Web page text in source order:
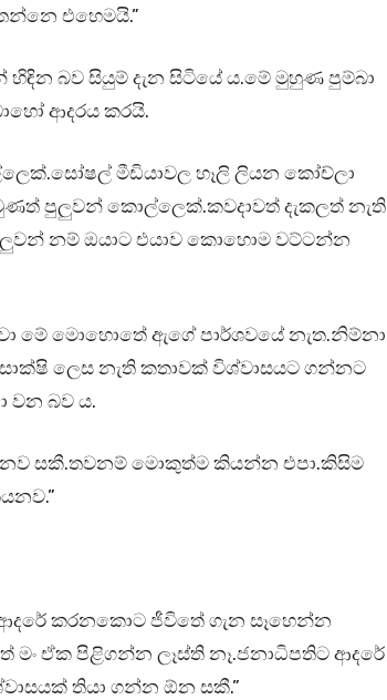
එහෙමයි.”
බව සියුම් දැන සිටියේ ය.මේ මුහුණ පුම්බා
ආදරය කරයි.
මීඩියාවල හෑලි ලියන කෝච්ලා
පුලුවන් කොල්ලෙක්.කවදාවත් දැකලත් නැති
නම් ඔයාට එයාව කොහොම වට්ටන්න
මේ මොහොතේ ඇගේ පාර්ශවයේ නැත.නිම්නා
ලෙස නැති කතාවක් විශ්වාසයට ගන්නට
වන බව ය.
සකී.තවනම් මොකුත්ම කියන්න එපා.කිසිම
කරනකොට ජීවිතේ ගැන සෑහෙන්න
මං ඒක පිළිගන්න ලෑස්ති නෑ.ජනාධිපතිට ආදරේ
තියා ගන්න ඕන සකී.”